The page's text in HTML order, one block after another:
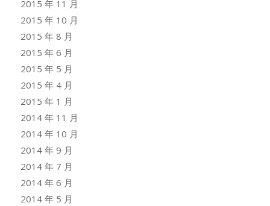
2015 年 11 月
2015 年 10 月
2015 年 8 月
2015 年 6 月
2015 年 5 月
2015 年 4 月
2015 年 1 月
2014 年 11 月
2014 年 10 月
2014 年 9 月
2014 年 7 月
2014 年 6 月
2014 年 5 月